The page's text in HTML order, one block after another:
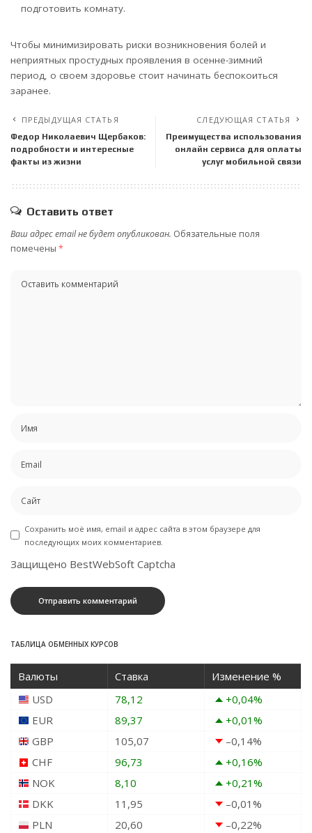
подготовить комнату.
Чтобы минимизировать риски возникновения болей и
неприятных простудных проявления в осенне-зимний
период, о своем здоровье стоит начинать беспокоиться
заранее.
ПРЕДЫДУЩАЯ СТАТЬЯ
Федор Николаевич Щербаков:
подробности и интересные
факты из жизни
СЛЕДУЮЩАЯ СТАТЬЯ
Преимущества использования
онлайн сервиса для оплаты
услуг мобильной связи
Оставить ответ
Ваш адрес email не будет опубликован. Обязательные поля
помечены *
Сохранить моё имя, email и адрес сайта в этом браузере для
последующих моих комментариев.
Защищено BestWebSoft Captcha
ТАБЛИЦА ОБМЕННЫХ КУРСОВ
Валюты Ставка
Изменение %
USD
78,12 +0,04%
EUR
89,37 +0,01%
GBP
105,07 –0,14%
CHF
96,73 +0,16%
NOK
8,10 +0,21%
DKK
11,95 –0,01%
PLN
20,60 –0,22%